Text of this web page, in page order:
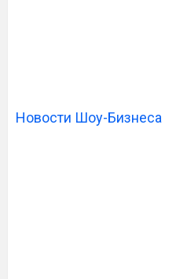
Новости Шоу-Бизнеса